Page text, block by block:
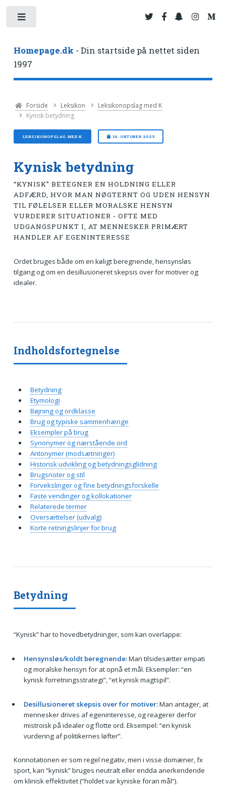
Homepage.dk - Din startside på nettet siden
1997
Forside Leksikon
Leksikonopslag med K
Kynisk betydning
LEKSIKONOPSLAG MED K 16. OKTOBER 2025
Kynisk betydning
“KYNISK” BETEGNER EN HOLDNING ELLER
ADFÆRD, HVOR MAN NØGTERNT OG UDEN HENSYN
TIL FØLELSER ELLER MORALSKE HENSYN
VURDERER SITUATIONER - OFTE MED
UDGANGSPUNKT I, AT MENNESKER PRIMÆRT
HANDLER AF EGENINTERESSE
Ordet bruges både om en køligt beregnende, hensynsløs
tilgang og om en desillusioneret skepsis over for motiver og
idealer.
Betydning
“Kynisk” har to hovedbetydninger, som kan overlappe:
Hensynsløs/koldt beregnende:Man tilsidesætter empati
og moralske hensyn for at opnå et mål. Eksempler: “en
kynisk forretningsstrategi”, “et kynisk magtspil”.
Desillusioneret skepsis over for motiver:Man antager, at
mennesker drives af egeninteresse, og reagerer derfor
mistroisk på idealer og flotte ord. Eksempel: “en kynisk
vurdering af politikernes løfter”.
Konnotationen er som regel negativ, men i visse domæner, fx
sport, kan “kynisk” bruges neutralt eller endda anerkendende
om klinisk effektivitet (“holdet var kyniske foran mål”).
Indholdsfortegnelse
Betydning
Etymologi
Bøjning og ordklasse
Brug og typiske sammenhænge
Eksempler på brug
Synonymer og nærstående ord
Antonymer (modsætninger)
Historisk udvikling og betydningsglidning
Brugsnoter og stil
Forvekslinger og fine betydningsforskelle
Faste vendinger og kollokationer
Relaterede termer
Oversættelser (udvalg)
Korte retningslinjer for brug